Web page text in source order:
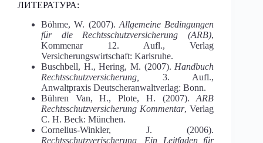
ЛИТЕРАТУРА:
Böhme, W. (2007). Allgemeine Bedingungen
für die Rechtsschutzversicherung (ARB),
Kommenar 12. Aufl., Verlag
Versicherungswirtschaft: Karlsruhe.
Buschbell, H., Hering, M. (2007). Handbuch
Rechtsschutzversicherung, 3. Aufl.,
Anwaltpraxis Deutscheranwaltverlag: Bonn.
Bühren Van, H., Plote, H. (2007).ARB
Rechtsschutzversicherung Kommentar, Verlag
C. H. Beck: München.
Cornelius-Winkler, J. (2006).
Rechtsschutzverischerung, Ein Leitfaden für